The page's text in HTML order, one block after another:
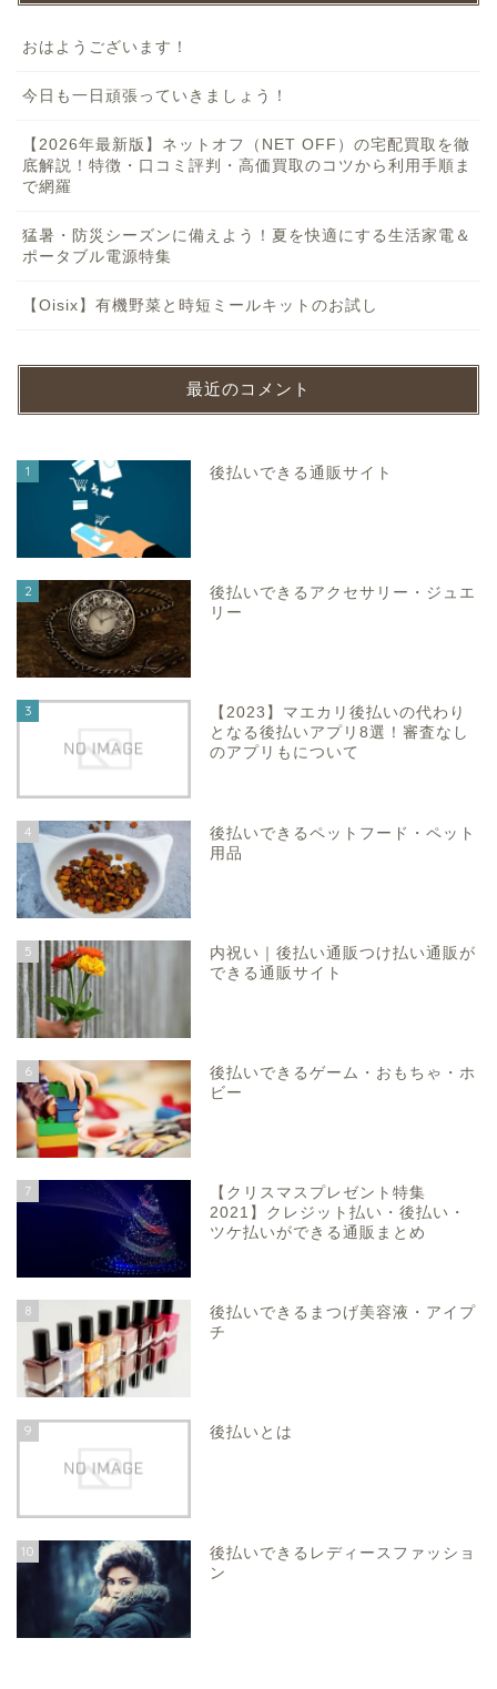
おはようございます！
今日も一日頑張っていきましょう！
【2026年最新版】ネットオフ（NET OFF）の宅配買取を徹
底解説！特徴・口コミ評判・高価買取のコツから利用手順ま
で網羅
猛暑・防災シーズンに備えよう！夏を快適にする生活家電＆
ポータブル電源特集
【Oisix】有機野菜と時短ミールキットのお試し
最近のコメント
1 後払いできる通販サイト
2
後払いできるアクセサリー・ジュエ
リー
3
【2023】マエカリ後払いの代わり
となる後払いアプリ8選！審査なし
のアプリもについて
4
後払いできるペットフード・ペット
用品
5
内祝い｜後払い通販つけ払い通販が
できる通販サイト
6
後払いできるゲーム・おもちゃ・ホ
ビー
7
【クリスマスプレゼント特集
2021】クレジット払い・後払い・
ツケ払いができる通販まとめ
8
後払いできるまつげ美容液・アイプ
チ
9 後払いとは
10
後払いできるレディースファッショ
ン